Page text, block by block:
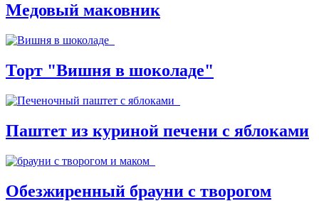
Медовый маковник
Торт "Вишня в шоколаде"
Паштет из куриной печени с яблоками
Обезжиренный брауни с творогом